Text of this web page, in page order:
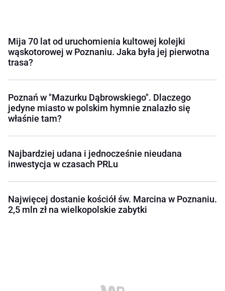
Mija 70 lat od uruchomienia kultowej kolejki
wąskotorowej w Poznaniu. Jaka była jej pierwotna
trasa?
Poznań w "Mazurku Dąbrowskiego". Dlaczego
jedyne miasto w polskim hymnie znalazło się
właśnie tam?
Najbardziej udana i jednocześnie nieudana
inwestycja w czasach PRLu
Najwięcej dostanie kościół św. Marcina w Poznaniu.
2,5 mln zł na wielkopolskie zabytki